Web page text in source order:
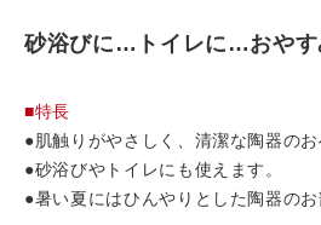
砂浴びに…トイレに…おや
■特長
●肌触りがやさしく、清潔な陶器のお
●砂浴びやトイレにも使えます。
●暑い夏にはひんやりとした陶器のお